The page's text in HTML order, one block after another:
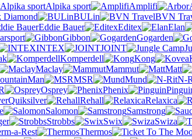
Alpika sport Amplifi
Diamond BULin BVN
Eddie Bauer Editex Elan
Gibbon Gogarden
INTEX JOINT
Komperdell Kong
Maclay Mammut Matt
MSR Mund N-
Osprey Phenix
Quiksilver Rehall Relaxica
Salomon Samstrong
Strobbs Swix Swiza
a-Rest Thermos